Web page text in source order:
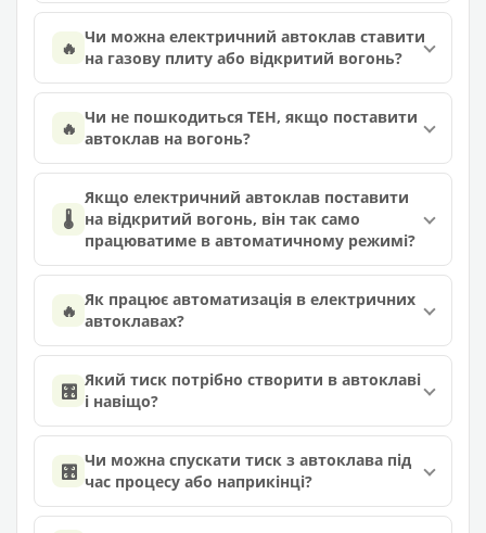
🔥 Чи можна електричний автоклав ставити
на газову плиту або відкритий вогонь?
🔥 Чи не пошкодиться ТЕН, якщо поставити
автоклав на вогонь?
🌡️
Якщо електричний автоклав поставити
на відкритий вогонь, він так само
працюватиме в автоматичному режимі?
🔥 Як працює автоматизація в електричних
автоклавах?
🎛️ Який тиск потрібно створити в автоклаві
і навіщо?
🎛️ Чи можна спускати тиск з автоклава під
час процесу або наприкінці?